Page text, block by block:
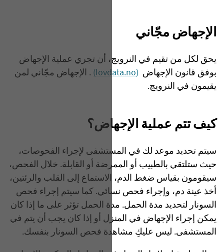
الإجهاض مجّاني
يحق لكل من تقيم في النرويج، أن تجري عملية الإجهاض
بوفق قانون الإجهاض (lovdata.no)
. الإجهاض مجّاني لمن
يقيمون في النرويج.
كيف تتم عملية الإجهاض؟
سيتم تحديد موعد لك في المستشفى لإجراء الفحوصات،
حيث ستلتقي بالطبيب أو الممرضة أو القابلة. خلال الفحص،
سيقومون بقياس ضغط الدم، الاستماع إلى القلب والرئتين،
أخذ عينة دم، وإجراء فحص نسائي. كما سيتم إجراء فحص
السونار لتحديد مدة الحمل. مدة الحمل تؤثر على ما إذا كان
يمكن إجراء الإجهاض في المنزل أو إذا كان يجب أن يتم في
المستشفى. ليس عليكِ مشاهدة فحص السونار بنفسك.